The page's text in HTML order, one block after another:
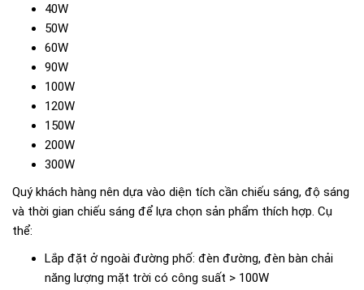
40W
50W
60W
90W
100W
120W
150W
200W
300W
Quý khách hàng nên dựa vào diện tích cần chiếu sáng, độ sáng
và thời gian chiếu sáng để lựa chọn sản phẩm thích hợp. Cụ
thể:
Lắp đặt ở ngoài đường phố: đèn đường, đèn bàn chải
năng lượng mặt trời có công suất > 100W